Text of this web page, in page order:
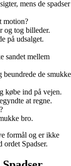
mens de spadser
motion?
og tog billeder.
på udsalget.
sandet mellem
beundrede de smukke
købe ind på vejen.
at regne.
bro.
formål og er ikke
ordet Spadser.